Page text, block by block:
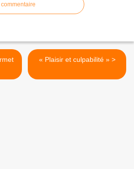
« Plaisir et culpabilité » >